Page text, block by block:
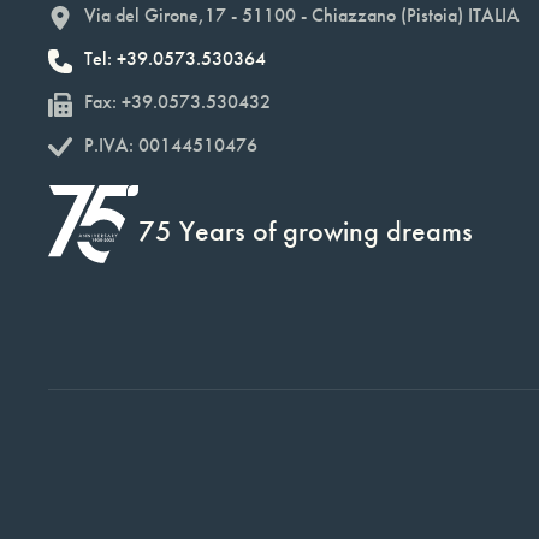
Via del Girone,17 - 51100 - Chiazzano (Pistoia) ITALIA
Tel: +39.0573.530364
Fax: +39.0573.530432
P.IVA: 00144510476
75 Years of growing dreams